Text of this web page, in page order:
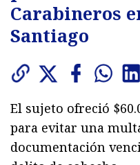
Carabineros
Santiago
El sujeto ofreció
para evitar una
documentación